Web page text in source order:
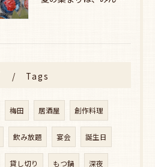
Tags
梅田 居酒屋 創作料理
飲み放題 宴会 誕生日
貸し切り もつ鍋 深夜